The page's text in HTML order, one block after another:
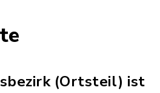
(Ortsteil) ist